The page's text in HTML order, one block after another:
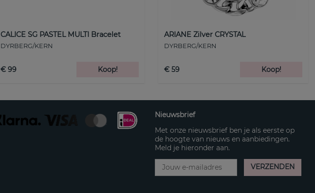
CALICE SG PASTEL MULTI Bracelet
DYRBERG/KERN
€ 99 Koop!
ARIANE Zilver CRYSTAL
DYRBERG/KERN
€ 59 Koop!
Nieuwsbrief
Met onze nieuwsbrief ben je als eerste op
de hoogte van nieuws en aanbiedingen.
Meld je hieronder aan.
VERZENDEN